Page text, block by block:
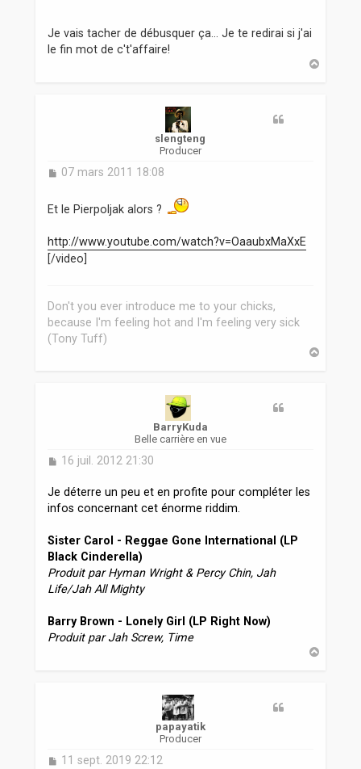
Je vais tacher de débusquer ça... Je te redirai si j'ai
le fin mot de c't'affaire!
slengteng
Producer
M
s
g
e
07 mars 2011 18:08
Et le Pierpoljak alors ?
http://www.youtube.com/watch?v=OaaubxMaXxE
[/video]
Don't you ever introduce me to your chicks,
because I'm feeling hot and I'm feeling very sick
(Tony Tuff)
BarryKuda
Belle carrière en vue
M
s
s
a
e
16 juil. 2012 21:30
Je déterre un peu et en profite pour compléter les
infos concernant cet énorme riddim.
Sister Carol - Reggae Gone International (LP
Black Cinderella)
Produit par Hyman Wright & Percy Chin, Jah
Life/Jah All Mighty
Barry Brown - Lonely Girl (LP Right Now)
Produit par Jah Screw, Time
papayatik
Producer
M11 sept. 2019 22:12